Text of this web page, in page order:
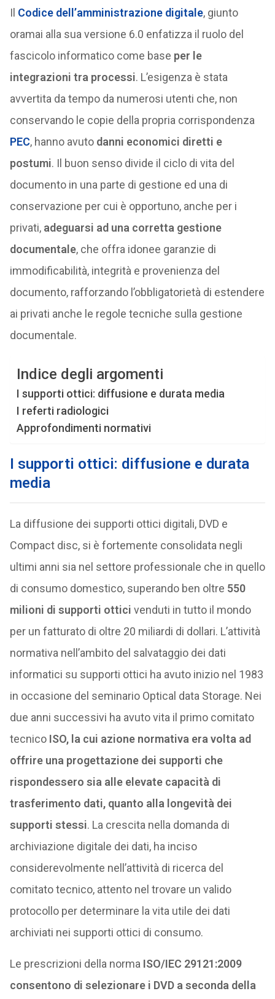
Il Codice dell’amministrazione digitale, giunto
oramai alla sua versione 6.0 enfatizza il ruolo del
fascicolo informatico come base per le
integrazioni tra processi. L’esigenza è stata
avvertita da tempo da numerosi utenti che, non
conservando le copie della propria corrispondenza
PEC, hanno avuto danni economici diretti e
postumi. Il buon senso divide il ciclo di vita del
documento in una parte di gestione ed una di
conservazione per cui è opportuno, anche per i
privati, adeguarsi ad una corretta gestione
documentale, che offra idonee garanzie di
immodificabilità, integrità e provenienza del
documento, rafforzando l’obbligatorietà di estendere
ai privati anche le regole tecniche sulla gestione
documentale.
Indice degli argomenti
I supporti ottici: diffusione e durata media
I referti radiologici
Approfondimenti normativi
I supporti ottici: diffusione e durata
media
La diffusione dei supporti ottici digitali, DVD e
Compact disc, si è fortemente consolidata negli
ultimi anni sia nel settore professionale che in quello
di consumo domestico, superando ben oltre 550
milioni di supporti ottici venduti in tutto il mondo
per un fatturato di oltre 20 miliardi di dollari. L’attività
normativa nell’ambito del salvataggio dei dati
informatici su supporti ottici ha avuto inizio nel 1983
in occasione del seminario Optical data Storage. Nei
due anni successivi ha avuto vita il primo comitato
tecnico ISO, la cui azione normativa era volta ad
offrire una progettazione dei supporti che
rispondessero sia alle elevate capacità di
trasferimento dati, quanto alla longevità dei
supporti stessi. La crescita nella domanda di
archiviazione digitale dei dati, ha inciso
considerevolmente nell’attività di ricerca del
comitato tecnico, attento nel trovare un valido
protocollo per determinare la vita utile dei dati
archiviati nei supporti ottici di consumo.
Le prescrizioni della norma ISO/IEC 29121:2009
consentono di selezionare i DVD a seconda della